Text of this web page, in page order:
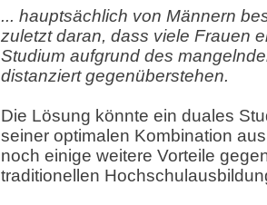
... hauptsächlich von Männern
zuletzt daran, dass viele Frauen
Studium aufgrund des
distanziert gegenüberstehen.
Die Lösung könnte ein duales
seiner optimalen Kombination
noch einige weitere Vorteile
traditionellen